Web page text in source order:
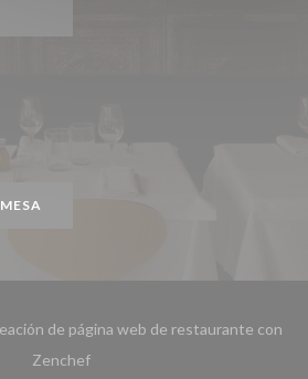
de página web de restaurante con
Zenchef((abre en una nueva ventana))